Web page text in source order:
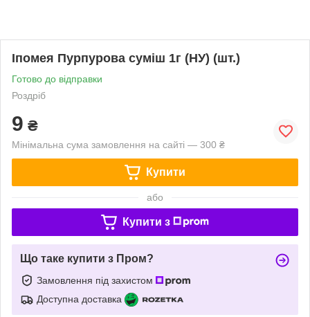
Іпомея Пурпурова суміш 1г (НУ) (шт.)
Готово до відправки
Роздріб
9 ₴
Мінімальна сума замовлення на сайті — 300 ₴
Купити
або
Купити з
Що таке купити з Пром?
Замовлення під захистом
Доступна доставка